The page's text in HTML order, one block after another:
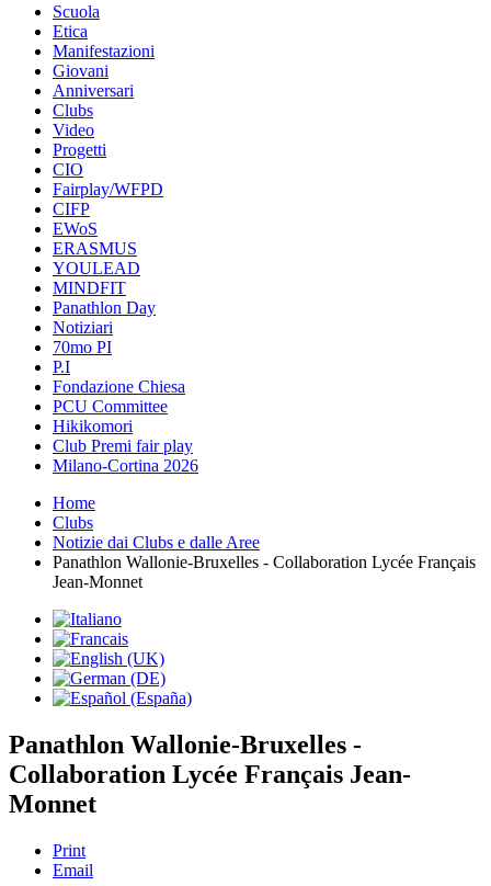
Scuola
Etica
Manifestazioni
Giovani
Anniversari
Clubs
Video
Progetti
CIO
Fairplay/WFPD
CIFP
EWoS
ERASMUS
YOULEAD
MINDFIT
Panathlon Day
Notiziari
70mo PI
P.I
Fondazione Chiesa
PCU Committee
Hikikomori
Club Premi fair play
Milano-Cortina 2026
Home
Clubs
Notizie dai Clubs e dalle Aree
Panathlon Wallonie-Bruxelles - Collaboration Lycée Français
Jean-Monnet
Panathlon Wallonie-Bruxelles -
Collaboration Lycée Français Jean-
Monnet
Print
Email